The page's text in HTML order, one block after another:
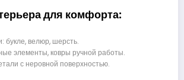
для комфорта:
букле, велюр, шерсть.
элементы, ковры ручной работы.
с неровной поверхностью.